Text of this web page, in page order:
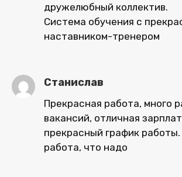
дружелюбный коллектив.
Система обучения с
наставником-тренером
Станислав
Прекрасная работа, много
вакансий, отличная
прекрасный график
работа, что надо